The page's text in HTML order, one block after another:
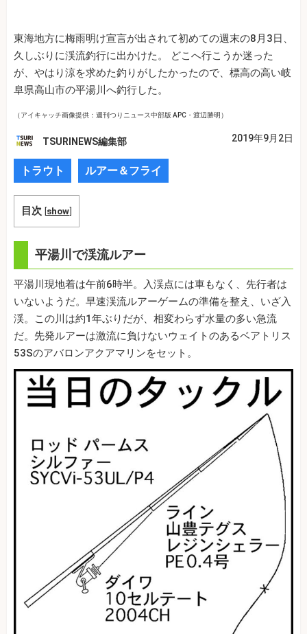
東海地方に梅雨明け宣言が出されて初めての週末の8月3日、
久しぶりに渓流釣行に出かけた。 どこへ行こうか迷った
が、やはり涼を求めた釣りがしたかったので、標高の高い岐
阜県高山市の平湯川へ釣行した。
（アイキャッチ画像提供：週刊つりニュース中部版 APC・渡辺勝明）
TSURINEWS編集部 2019年9月2日
トラウト ルアー＆フライ
目次 [show]
平湯川で渓流ルアー
平湯川現地着は午前6時半。入渓点には車もなく、先行者は
いないようだ。早速渓流ルアーゲームの準備を整え、いざ入
渓。この川は約1年ぶりだが、相変わらず水量の多い急流
だ。先発ルアーは激流に負けないウェイトのあるベアトリス
53Sのアバロンアクアマリンをセット。